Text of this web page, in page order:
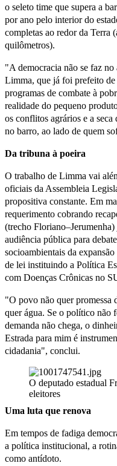
o seleto time que supera a
por ano pelo interior do
completas ao redor da Terra
quilômetros).
"A democracia não se faz
Limma, que já foi prefeito
programas de combate à
realidade do pequeno
os conflitos agrários e a seca
no barro, ao lado de quem
Da tribuna à poeira
O trabalho de Limma vai
oficiais da Assembleia
propositiva constante. Em
requerimento cobrando
(trecho
audiência pública para
socioambientais da
de lei instituindo a Política
com Doenças Crônicas no
"O povo não quer promessa
quer água. Se o político não
demanda não chega, o
Estrada para mim é
cidadania", conclui.
O deputado estadual
eleitores
Uma luta que renova
Em tempos de fadiga
a política institucional, a
como antídoto.